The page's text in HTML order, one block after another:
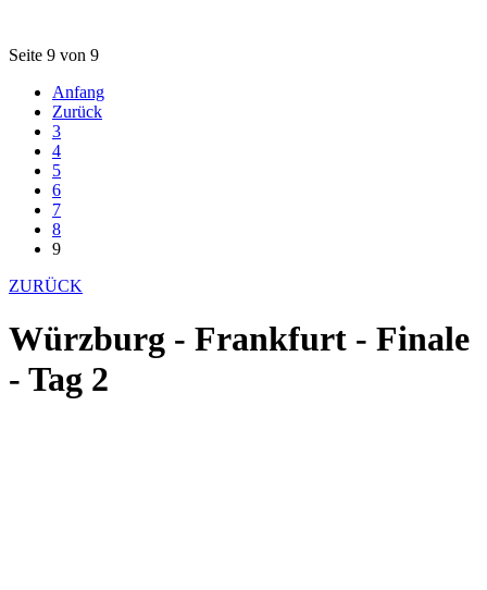
Seite 9 von 9
Anfang
Zurück
3
4
5
6
7
8
9
ZURÜCK
Würzburg - Frankfurt - Finale
- Tag 2